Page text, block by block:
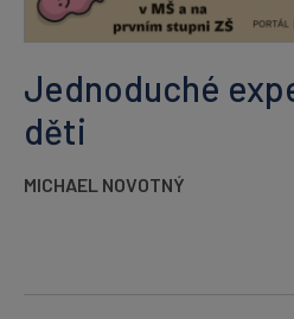
Jednoduché
děti
MICHAEL NOVOTNÝ